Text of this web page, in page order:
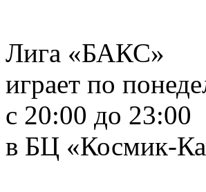
Лига «БАКС»
играет по
с 20:00 до 23:00
в БЦ «Космик-